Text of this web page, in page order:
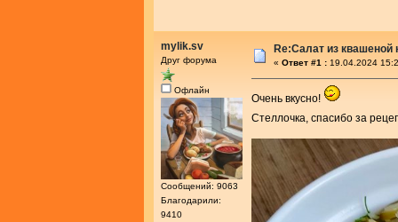
mylik.sv
Друг форума
Офлайн
Сообщений: 9063
Благодарили:
9410
Re:Салат из
« Ответ #1 : 19.04.2024
Очень вкусно!
Стеллочка, спасибо за